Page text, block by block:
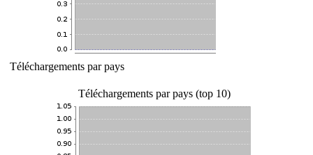
Téléchargements par pays
Téléchargements par pays (top 10)